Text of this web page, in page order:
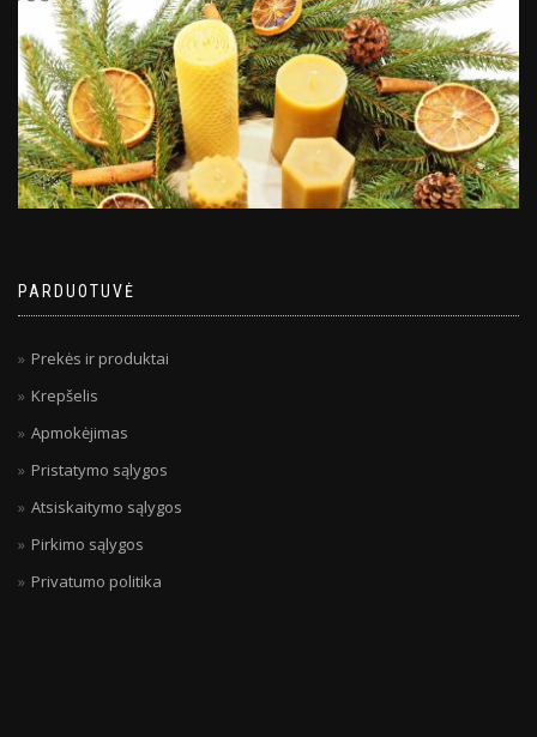
PARDUOTUVĖ
Prekės ir produktai
Krepšelis
Apmokėjimas
Pristatymo sąlygos
Atsiskaitymo sąlygos
Pirkimo sąlygos
Privatumo politika